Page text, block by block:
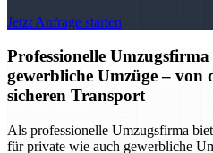
Jetzt Anfrage starten
Professionelle
gewerbliche Umzüge – von
sicheren Transport
Als professionelle Umzugsfirma
für private wie auch gewerbliche